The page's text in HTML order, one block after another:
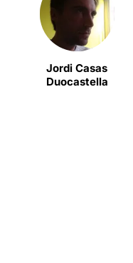
Jordi Casas
Duocastella